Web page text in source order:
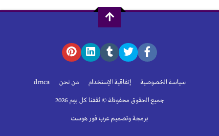
سياسة الخصوصية إتفاقية الإستخدام من نحن dmca
جميع الحقوق محفوظة © ثقفنا كل يوم 2026
برمجة وتصميم عرب فور هوست